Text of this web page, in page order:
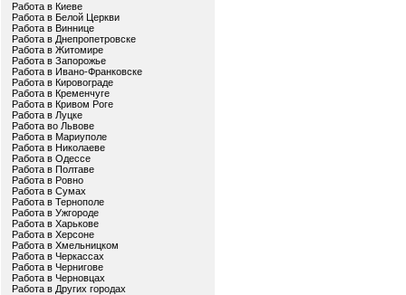
Работа в Киеве
Работа в Белой Церкви
Работа в Виннице
Работа в Днепропетровске
Работа в Житомире
Работа в Запорожье
Работа в Ивано-Франковске
Работа в Кировограде
Работа в Кременчуге
Работа в Кривом Роге
Работа в Луцке
Работа во Львове
Работа в Мариуполе
Работа в Николаеве
Работа в Одессе
Работа в Полтаве
Работа в Ровно
Работа в Сумах
Работа в Тернополе
Работа в Ужгороде
Работа в Харькове
Работа в Херсоне
Работа в Хмельницком
Работа в Черкассах
Работа в Чернигове
Работа в Черновцах
Работа в Других городах